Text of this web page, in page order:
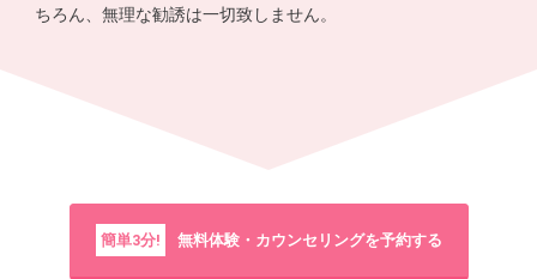
ちろん、無理な勧誘は一切致しません。
簡単3分! 無料体験・カウンセリングを予約する